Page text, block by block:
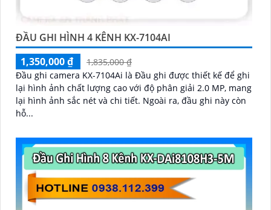
ĐẦU GHI HÌNH 4 KÊNH KX-7104AI
1,350,000 ₫
1,835,000 ₫
Đầu ghi camera KX-7104Ai là Đầu ghi được thiết kế để ghi
lại hình ảnh chất lượng cao với độ phân giải 2.0 MP, mang
lại hình ảnh sắc nét và chi tiết. Ngoài ra, đầu ghi này còn
hỗ...